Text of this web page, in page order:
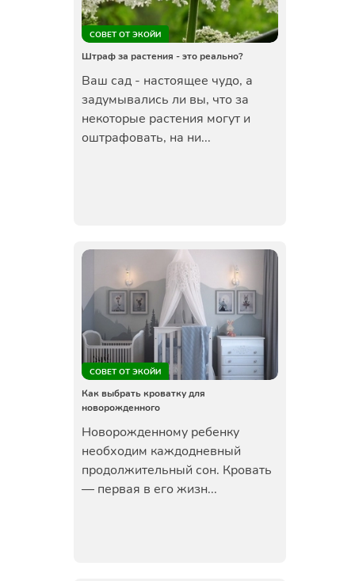
СОВЕТ ОТ ЭКОЙИ
Штраф за растения - это реально?
Ваш сад - настоящее чудо, а
задумывались ли вы, что за
некоторые растения могут и
оштрафовать, на ни...
СОВЕТ ОТ ЭКОЙИ
Как выбрать кроватку для
новорожденного
Новорожденному ребенку
необходим каждодневный
продолжительный сон. Кровать
— первая в его жизн...